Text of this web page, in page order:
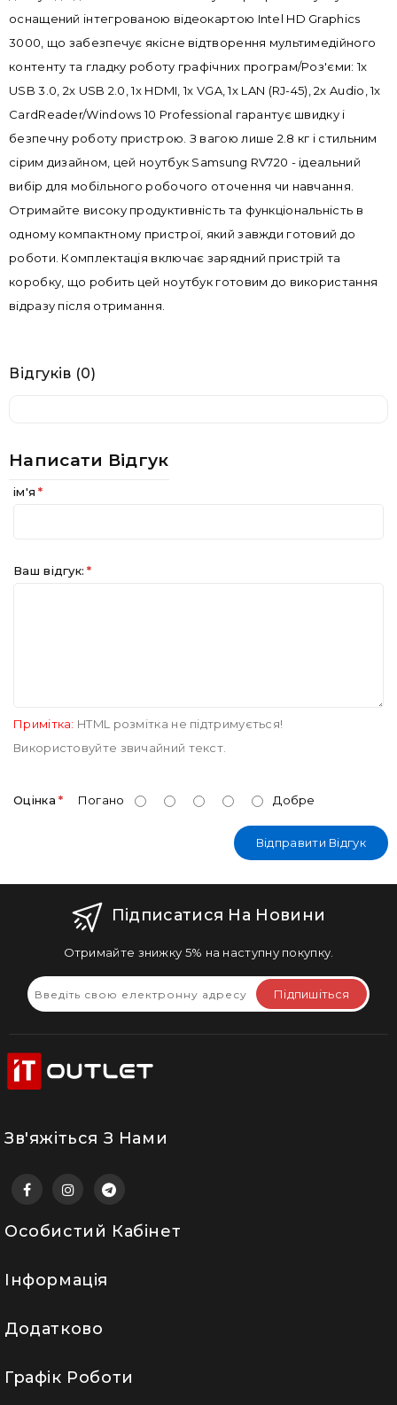
оснащений інтегрованою відеокартою Intel HD Graphics
3000, що забезпечує якісне відтворення мультимедійного
контенту та гладку роботу графічних програм/Роз'єми: 1x
USB 3.0, 2x USB 2.0, 1x HDMI, 1x VGA, 1x LAN (RJ-45), 2x Audio, 1x
CardReader/Windows 10 Professional гарантує швидку і
безпечну роботу пристрою. З вагою лише 2.8 кг і стильним
сірим дизайном, цей ноутбук Samsung RV720 - ідеальний
вибір для мобільного робочого оточення чи навчання.
Отримайте високу продуктивність та функціональність в
одному компактному пристрої, який завжди готовий до
роботи. Комплектація включає зарядний пристрій та
коробку, що робить цей ноутбук готовим до використання
відразу після отримання.
Відгуків (0)
Написати Відгук
ім'я
Ваш відгук:
Примітка: HTML розмітка не підтримується!
Використовуйте звичайний текст.
Оцінка Погано Добре
Відправити Відгук
Підписатися На Новини
Отримайте знижку 5% на наступну покупку.
Підпишіться
Зв'яжіться З Нами
Особистий Кабінет
Інформація
Додатково
Графік Роботи